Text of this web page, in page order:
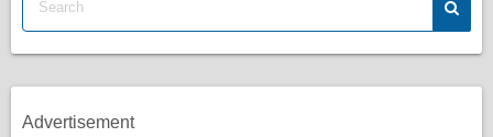
Advertisement